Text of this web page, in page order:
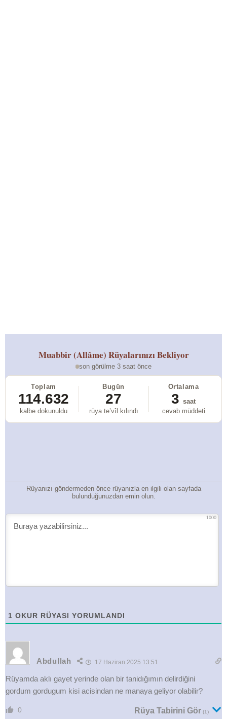
Muabbir (Allâme) Rüyalarınızı Bekliyor
son görülme 3 saat önce
Toplam
114.632
kalbe dokunuldu
Bugün
27
rüya te’vîl kılındı
Ortalama
3 saat
cevab müddeti
Rüyanızı göndermeden önce rüyanızla en ilgili olan sayfada
bulunduğunuzdan emin olun.
1000
1 OKUR RÜYASI YORUMLANDI
Abdullah 17 Haziran 2025 13:51
Rüyamda aklı gayet yerinde olan bir tanidığımın delirdiğini
gordum gordugum kisi acisindan ne manaya geliyor olabilir?
0 Rüya Tabirini Gör (1)